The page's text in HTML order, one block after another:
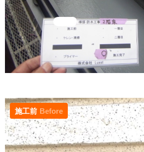
施工前 Before